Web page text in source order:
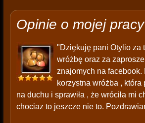
Opinie o mojej pracy
"Dziękuję pani Otylio za
wróżbę oraz za
znajomych na facebook.
korzystna wróżba , która
na duchu i sprawiła , że wróciła mi
chociaz to jeszcze nie to.